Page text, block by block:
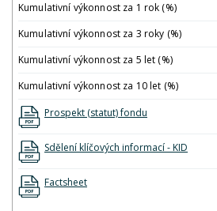
Kumulativní výkonnost za 1 rok (%)
Kumulativní výkonnost za 3 roky (%)
Kumulativní výkonnost za 5 let (%)
Kumulativní výkonnost za 10 let (%)
Prospekt (statut) fondu
Sdělení klíčových informací - KID
Factsheet